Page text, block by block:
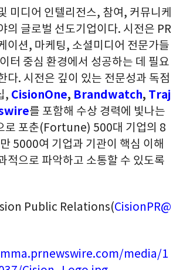
미디어 인텔리전스, 참여, 커뮤니케
의 글로벌 선도기업이다. 시전은 PR
이션, 마케팅, 소셜미디어 전문가들
터 중심 환경에서 성공하는 데 필요
다. 시전은 깊이 있는 전문성과 독점
, CisionOne, Brandwatch, Traj
를 포함해 수상 경력에 빛나는
로 포춘(Fortune) 500대 기업의 8
5000여 기업과 기관이 핵심 이해
적으로 파악하고 소통할 수 있도록
Public Relations(CisionPR@
media/1